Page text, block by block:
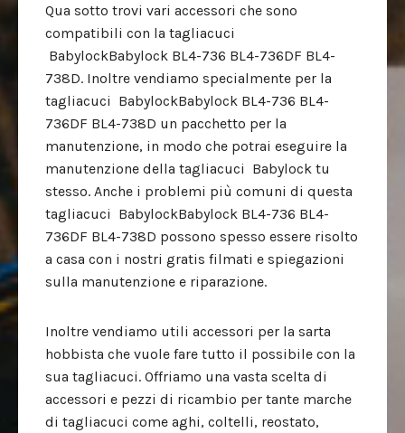
Qua sotto trovi vari accessori che sono
compatibili con la tagliacuci
BabylockBabylock BL4-736 BL4-736DF BL4-
738D. Inoltre vendiamo specialmente per la
tagliacuci BabylockBabylock BL4-736 BL4-
736DF BL4-738D un pacchetto per la
manutenzione, in modo che potrai eseguire la
manutenzione della tagliacuci Babylock tu
stesso. Anche i problemi più comuni di questa
tagliacuci BabylockBabylock BL4-736 BL4-
736DF BL4-738D possono spesso essere risolto
a casa con i nostri gratis filmati e spiegazioni
sulla manutenzione e riparazione.
Inoltre vendiamo utili accessori per la sarta
hobbista che vuole fare tutto il possibile con la
sua tagliacuci. Offriamo una vasta scelta di
accessori e pezzi di ricambio per tante marche
di tagliacuci come aghi, coltelli, reostato,